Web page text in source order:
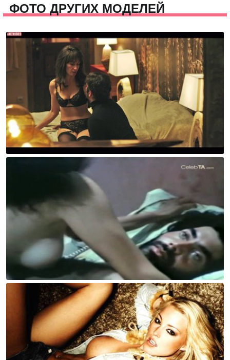
ФОТО ДРУГИХ МОДЕЛЕЙ